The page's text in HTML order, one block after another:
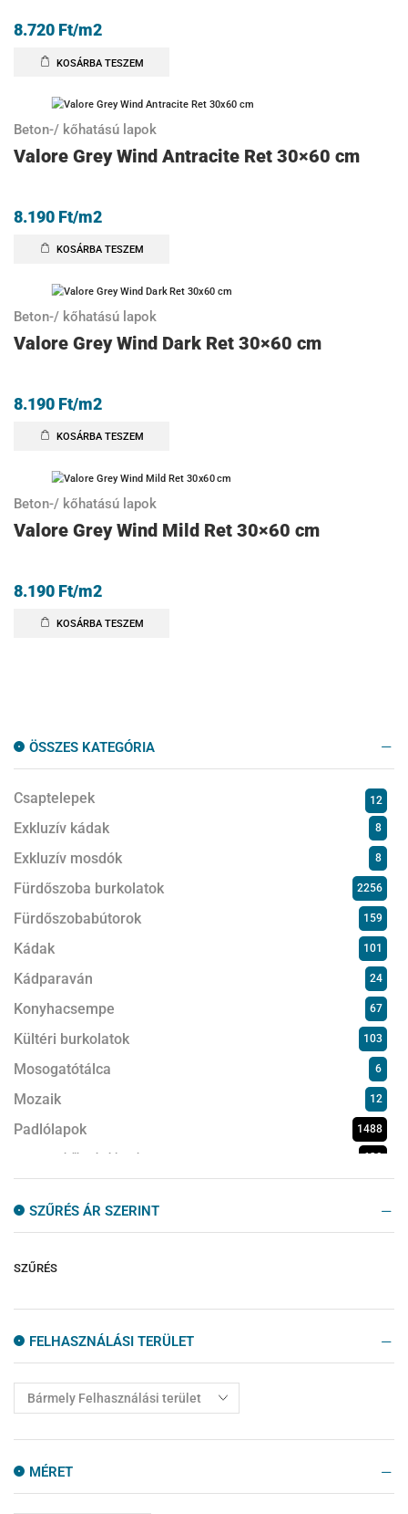
ÖSSZES KATEGÓRIA
Csaptelepek 12
Exkluzív kádak 8
Exkluzív mosdók 8
Fürdőszoba burkolatok 2256
Fürdőszobabútorok 159
Kádak 101
Kádparaván 24
Konyhacsempe 67
Kültéri burkolatok 103
Mosogatótálca 6
Mozaik 12
Padlólapok 1488
Beton-/ kőhatású lapok 639
Fahatású
Magasfényű 27
Márványmintás 289
Mediterrán
Zuhanyajtók
Zuhanykabinok
Zuhanytálcák 14
SZŰRÉS ÁR SZERINT
SZŰRÉS
FELHASZNÁLÁSI TERÜLET
MÉRET
8.720 Ft/m2
KOSÁRBA TESZEM
Beton-/ kőhatású lapok
Valore Grey Wind Antracite Ret 30×60 cm
8.190 Ft/m2
KOSÁRBA TESZEM
Beton-/ kőhatású lapok
Valore Grey Wind Dark Ret 30×60 cm
8.190 Ft/m2
KOSÁRBA TESZEM
Beton-/ kőhatású lapok
Valore Grey Wind Mild Ret 30×60 cm
8.190 Ft/m2
KOSÁRBA TESZEM